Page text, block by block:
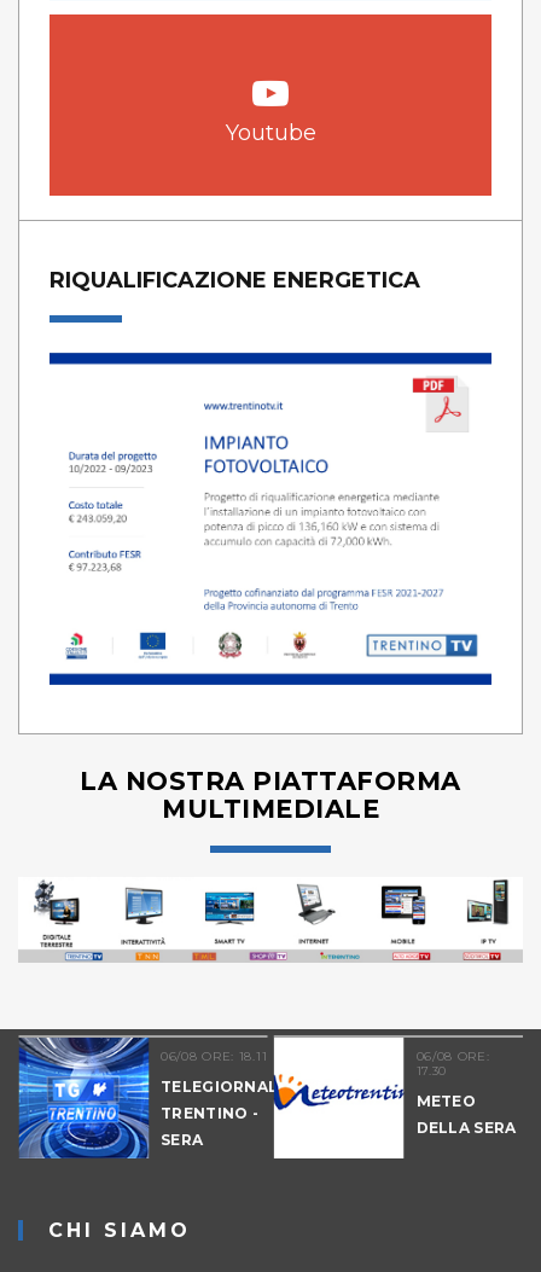
Youtube
RIQUALIFICAZIONE ENERGETICA
LA NOSTRA PIATTAFORMA
MULTIMEDIALE
06/08 ORE: 18.11
TELEGIORNALE
TRENTINO -
SERA
06/08 ORE:
17.30
METEO
DELLA SERA
CHI SIAMO